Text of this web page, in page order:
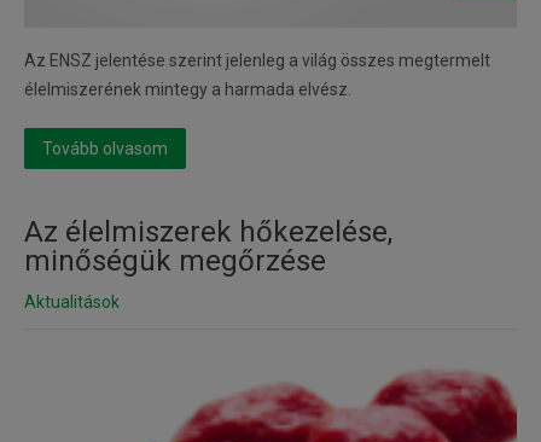
Az ENSZ jelentése szerint jelenleg a világ összes megtermelt
élelmiszerének mintegy a harmada elvész.
Tovább olvasom
Az élelmiszerek hőkezelése,
minőségük megőrzése
Aktualitások